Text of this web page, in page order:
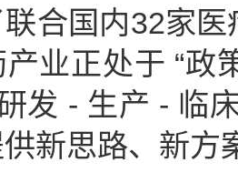
合国内32家
业正处于 “政
发 - 生产 - 临
新思路、新方